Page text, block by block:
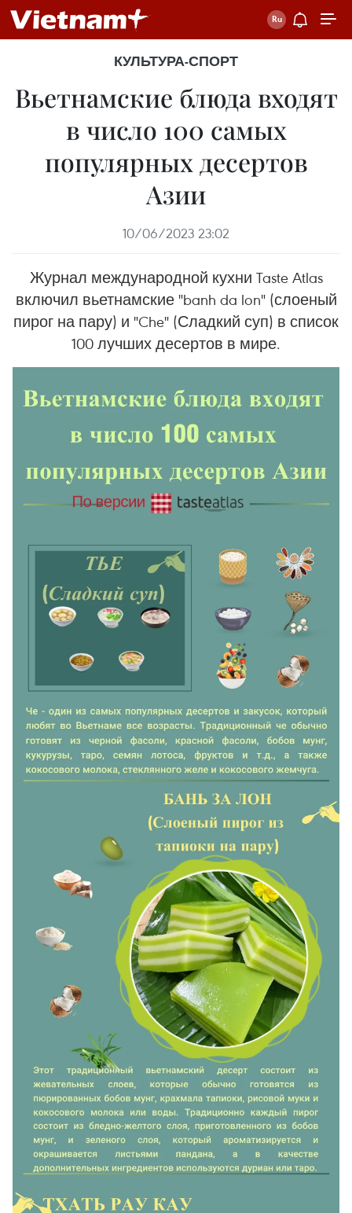
КУЛЬТУРА-СПОРТ
Вьетнамские блюда входят
в число 100 самых
популярных десертов
Азии
10/06/2023 23:02
Журнал международной кухни Taste Atlas
включил вьетнамские "banh da lon" (слоеный
пирог на пару) и "Che" (Сладкий суп) в список
100 лучших десертов в мире.